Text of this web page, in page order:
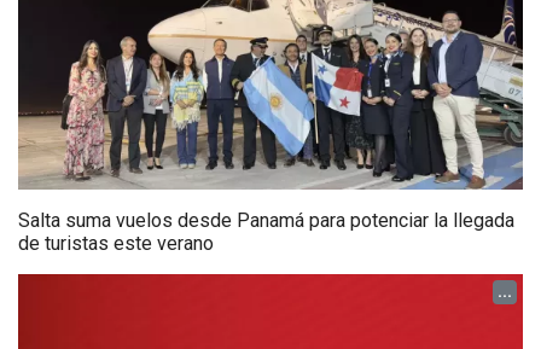
Salta suma vuelos desde Panamá para potenciar la llegada
de turistas este verano
...